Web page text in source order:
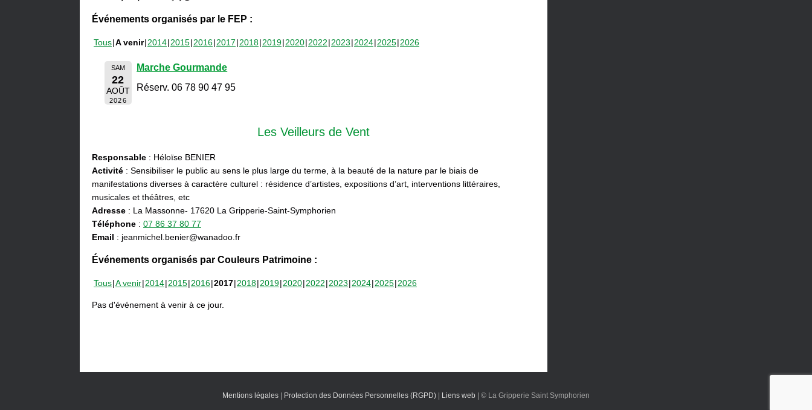
Événements organisés par le FEP :
Tous A venir 2014 2015 2016 2017 2018 2019 2020 2022 2023 2024 2025 2026
SAM
22
AOÛT
2026
Marche Gourmande
Réserv. 06 78 90 47 95
Les Veilleurs de Vent
Responsable : Héloïse BENIER
Activité : Sensibiliser le public au sens le plus large du terme, à la beauté de la nature par le biais de
manifestations diverses à caractère culturel : résidence d’artistes, expositions d’art, interventions littéraires,
musicales et théâtres, etc
Adresse : La Massonne- 17620 La Gripperie-Saint-Symphorien
Téléphone : 07 86 37 80 77
Email : jeanmichel.benier@wanadoo.fr
Événements organisés par Couleurs Patrimoine :
Tous A venir 2014 2015 2016 2017 2018 2019 2020 2022 2023 2024 2025 2026
Pas d'événement à venir à ce jour.
Mentions légales | Protection des Données Personnelles (RGPD) | Liens web | © La Gripperie Saint Symphorien